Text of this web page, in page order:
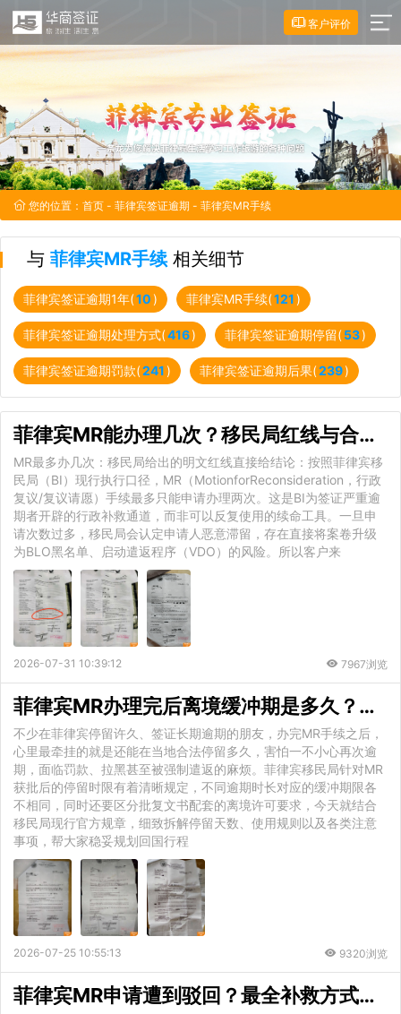
客户评价
您的位置： 首页 - 菲律宾签证逾期 - 菲律宾MR手续
与 菲律宾MR手续相关细节
菲律宾签证逾期1年(10) 菲律宾MR手续(121)
菲律宾签证逾期处理方式(416) 菲律宾签证逾期停留(53)
菲律宾签证逾期罚款(241) 菲律宾签证逾期后果(239)
菲律宾MR能办理几次？移民局红线与合规补救全解析
MR最多办几次：移民局给出的明文红线直接给结论：按照菲律宾移
民局（BI）现行执行口径，MR（MotionforReconsideration，行政
复议/复议请愿）手续最多只能申请办理两次。这是BI为签证严重逾
期者开辟的行政补救通道，而非可以反复使用的续命工具。一旦申
请次数过多，移民局会认定申请人恶意滞留，存在直接将案卷升级
为BLO黑名单、启动遣返程序（VDO）的风险。所以客户来
2026-07-31 10:39:12 7967浏览
菲律宾MR办理完后离境缓冲期是多久？还能待几天
不少在菲律宾停留许久、签证长期逾期的朋友，办完MR手续之后，
心里最牵挂的就是还能在当地合法停留多久，害怕一不小心再次逾
期，面临罚款、拉黑甚至被强制遣返的麻烦。菲律宾移民局针对MR
获批后的停留时限有着清晰规定，不同逾期时长对应的缓冲期限各
不相同，同时还要区分批复文书配套的离境许可要求，今天就结合
移民局现行官方规章，细致拆解停留天数、使用规则以及各类注意
事项，帮大家稳妥规划回国行程
2026-07-25 10:55:13 9320浏览
菲律宾MR申请遭到驳回？最全补救方式与正规申诉渠道汇总